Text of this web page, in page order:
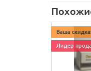
Ваша
Лидер